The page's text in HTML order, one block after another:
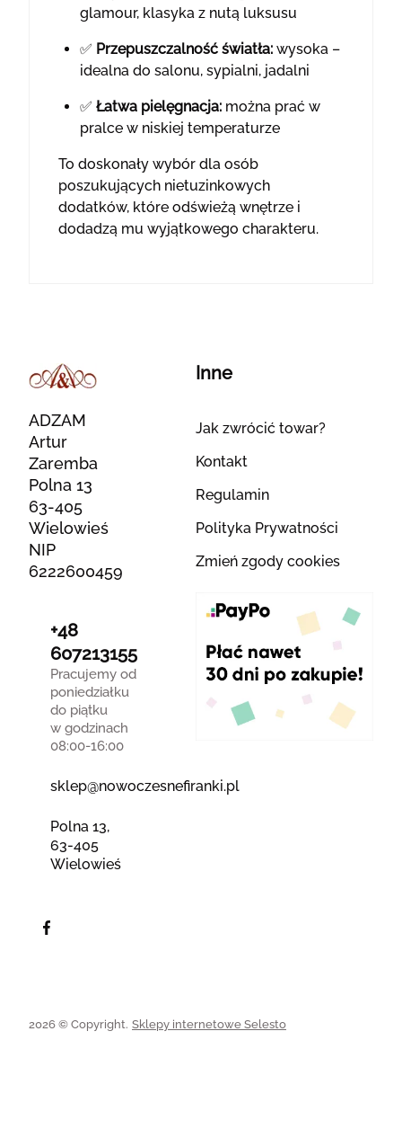
glamour, klasyka z nutą luksusu
✅ Przepuszczalność światła: wysoka –
idealna do salonu, sypialni, jadalni
✅ Łatwa pielęgnacja: można prać w
pralce w niskiej temperaturze
To doskonały wybór dla osób
poszukujących nietuzinkowych
dodatków, które odświeżą wnętrze i
dodadzą mu wyjątkowego charakteru.
ADZAM
Artur
Zaremba
Polna 13
63-405
Wielowieś
NIP
6222600459
+48
607213155
Pracujemy od
poniedziałku
do piątku
w godzinach
08:00-16:00
sklep@nowoczesnefiranki.pl
Polna 13,
63-405
Wielowieś
Inne
Jak zwrócić towar?
Kontakt
Regulamin
Polityka Prywatności
Zmień zgody cookies
2026 © Copyright. Sklepy internetowe Selesto